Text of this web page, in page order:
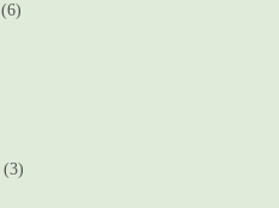
(6)
(3)